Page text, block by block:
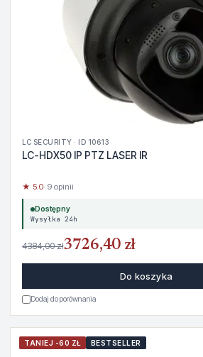
LC SECURITY · ID 10613
LC-HDX50 IP PTZ LASER IR
★ 5.0· 9 opinii
Dostępny
Wysyłka 24h
4384,00 zł3726,40 zł
Do koszyka
Dodaj do porównania
TANIEJ -60 ZŁ BESTSELLER